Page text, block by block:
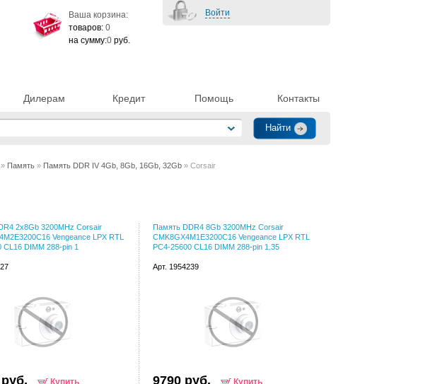
Дилерам Кредит Помощь Контакты
Войти
Ваша корзина:
товаров: 0
на сумму:0 руб.
» Память » Память DDR IV 4Gb, 8Gb, 16Gb, 32Gb » Corsair
2x8Gb 3200MHz Corsair
Vengeance LPX RTL
CL16 DIMM 288-pin 1
Купить
Память DDR4 8Gb 3200MHz Corsair
CMK8GX4M1E3200C16 Vengeance LPX RTL
PC4-25600 CL16 DIMM 288-pin 1.35
Арт. 1954239
9790 руб. Купить